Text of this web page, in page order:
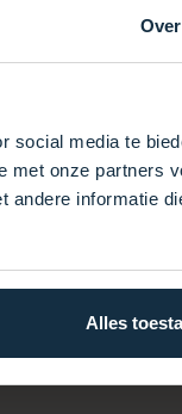
Over
social media te
met onze partners
andere informatie
Alles